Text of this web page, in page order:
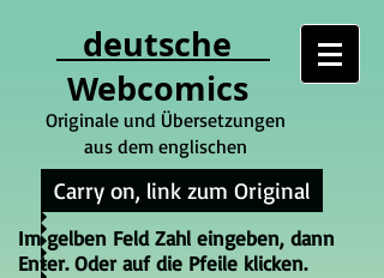
deutsche
Webcomics
Originale und Übersetzungen
aus dem englischen
Carry on, link zum Original
Im gelben Feld Zahl eingeben, dann
Enter. Oder auf die Pfeile klicken.